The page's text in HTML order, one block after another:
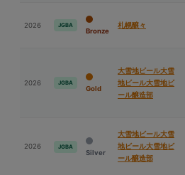
2026 JGBA
Bronze
札幌醸々
2026 JGBA
Gold
⼤雪地ビール⼤雪
地ビール⼤雪地ビ
ール醸造部
2026 JGBA
Silver
⼤雪地ビール⼤雪
地ビール⼤雪地ビ
ール醸造部